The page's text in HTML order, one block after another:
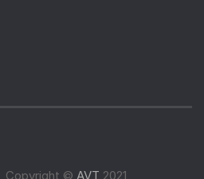
Copyright © AVT 2021